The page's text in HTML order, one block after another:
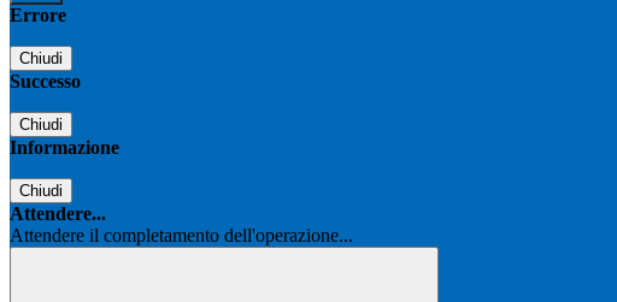
Errore
Chiudi
Successo
Chiudi
Informazione
Chiudi
Attendere...
Attendere il completamento dell'operazione...